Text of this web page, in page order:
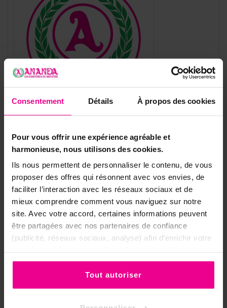
Consentement Détails À propos des cookies
Pour vous offrir une expérience agréable et
harmonieuse, nous utilisons des cookies.
Ils nous permettent de personnaliser le contenu, de vous
proposer des offres qui résonnent avec vos envies, de
faciliter l’interaction avec les réseaux sociaux et de
mieux comprendre comment vous naviguez sur notre
site. Avec votre accord, certaines informations peuvent
être partagées avec nos partenaires de confiance
(publicité, réseaux sociaux, analyse) afin d’enrichir votre
ou de les refuser.
Tout autoriser
Référence SPG-QUAB
4 autres produits dans la même
catégorie: